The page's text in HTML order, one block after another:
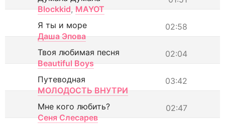
Blockkid, MAYOT
02:58
Я ты и море
Даша Эпова
02:04
Твоя любимая песня
Beautiful Boys
03:42
Путеводная
МОЛОДОСТЬ ВНУТРИ
02:47
Мне кого любить?
Сеня Слесарев